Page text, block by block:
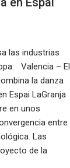
las industrias
Valencia – El
la danza
Espai LaGranja
en unos
entre
Las
de la